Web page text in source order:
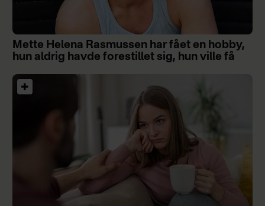
Mette Helena Rasmussen har fået en hobby,
hun aldrig havde forestillet sig, hun ville få